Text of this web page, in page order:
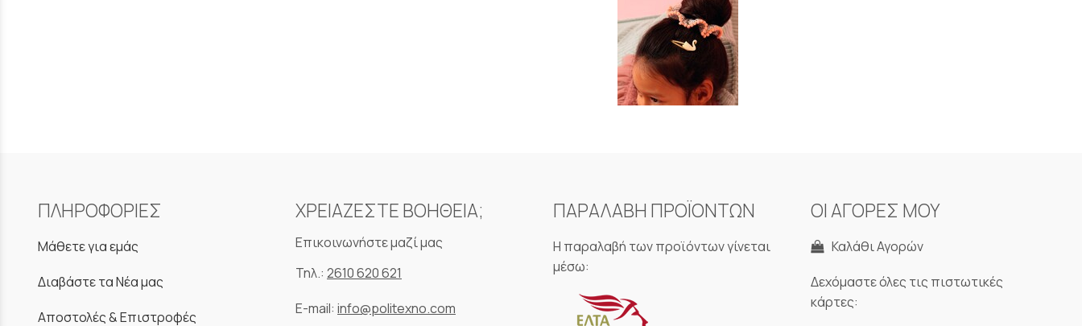
ΠΛΗΡΟΦΟΡΙΕΣ
Μάθετε για εμάς
Διαβάστε τα Νέα μας
Αποστολές & Επιστροφές
ΧΡΕΙΑΖΕΣΤΕ ΒΟΗΘΕΙΑ;
Επικοινωνήστε μαζί μας
Τηλ.: 2610 620 621
E-mail: info@politexno.com
ΠΑΡΑΛΑΒΗ ΠΡΟΪΟΝΤΩΝ
Η παραλαβή των προϊόντων γίνεται
μέσω:
ΟΙ ΑΓΟΡΕΣ ΜΟΥ
Καλάθι Αγορών
Δεχόμαστε όλες τις πιστωτικές
κάρτες: